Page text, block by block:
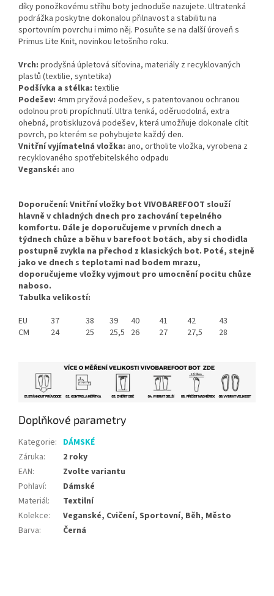
díky ponožkovému stříhu boty jednoduše nazujete. Ultratenká
podrážka poskytne dokonalou přilnavost a stabilitu na
sportovním povrchu i mimo něj. Posuňte se na další úroveň s
Primus Lite Knit, novinkou letošního roku.
Vrch: prodyšná úpletová síťovina, materiály z recyklovaných
plastů (textilie, syntetika)
Podšívka a stélka: textilie
Podešev: 4mm pryžová podešev, s patentovanou ochranou
odolnou proti propíchnutí. Ultra tenká, oděruodolná, extra
ohebná, protiskluzová podešev, která umožňuje dokonale cítit
povrch, po kterém se pohybujete každý den.
Vnitřní vyjímatelná vložka: ano, ortholite vložka, vyrobena z
recyklovaného spotřebitelského odpadu
Veganské: ano
Doporučení: Vnitřní vložky bot VIVOBAREFOOT slouží
hlavně v chladných dnech pro zachování tepelného
komfortu. Dále je doporučujeme v prvních dnech a
týdnech chůze a běhu v barefoot botách, aby si chodidla
postupně zvykla na přechod z klasických bot. Poté, stejně
jako ve dnech s teplotami nad bodem mrazu,
doporučujeme vložky vyjmout pro umocnění pocitu chůze
naboso.
Tabulka velikostí:
EU
37 38 39 40 41 42
43
CM
24 25 25,5 26 27 27,5 28
Doplňkové parametry
Kategorie: DÁMSKÉ
Záruka:
2 roky
EAN:
Zvolte variantu
Pohlaví:
Dámské
Materiál:
Textilní
Kolekce:
Veganské, Cvičení, Sportovní, Běh, Město
Barva: Černá